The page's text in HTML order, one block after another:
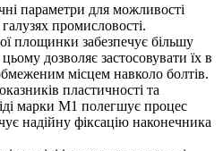
параметри для можливості
промисловості.
площинки забезпечує більшу
дозволяє застосовувати їх в
місцем навколо болтів.
пластичності та
марки М1 полегшує процес
надійну фіксацію наконечника